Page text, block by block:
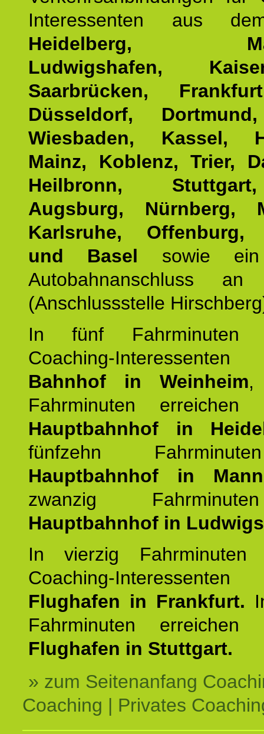
Interessenten aus
Heidelberg,
Ludwigshafen,
Saarbrücken,
Düsseldorf,
Wiesbaden, Kassel,
Mainz, Koblenz, Trier,
Heilbronn,
Augsburg, Nürnberg,
Karlsruhe, Offenburg,
und Basel sowie ein
Autobahnanschluss
(Anschlussstelle
In fünf Fahrminuten
Coaching-
Bahnhof in Weinheim,
Fahrminuten
Hauptbahnhof in
fünfzehn
Hauptbahnhof in
zwanzig
Hauptbahnhof in
In vierzig Fahrminuten
Coaching-
Flughafen in Frankfurt.
Fahrminuten
Flughafen in Stuttgart.
» zum Seitenanfang
Coaching | Privates